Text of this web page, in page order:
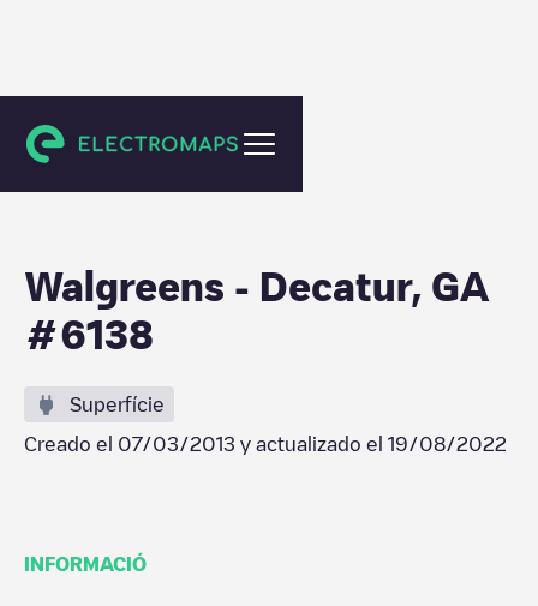
Decatur
Walgreens - Decatur, GA
#6138
Superfície
Creado el 07/03/2013 y actualizado el 19/08/2022
INFORMACIÓ